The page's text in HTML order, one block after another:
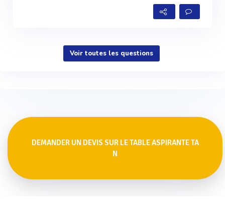
Voir toutes les questions
DEMANDER UN DEVIS SUR LE TABLE ASPIRANTE TA
N